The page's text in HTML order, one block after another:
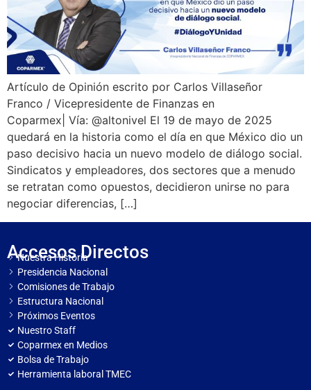
Artículo de Opinión escrito por Carlos Villaseñor
Franco / Vicepresidente de Finanzas en
Coparmex| Vía: @altonivel El 19 de mayo de 2025
quedará en la historia como el día en que México dio un
paso decisivo hacia un nuevo modelo de diálogo social.
Sindicatos y empleadores, dos sectores que a menudo
se retratan como opuestos, decidieron unirse no para
negociar diferencias, […]
Accesos Directos
Nuestra Historia
Presidencia Nacional
Comisiones de Trabajo
Estructura Nacional
Próximos Eventos
Nuestro Staff
Coparmex en Medios
Bolsa de Trabajo
Herramienta laboral TMEC